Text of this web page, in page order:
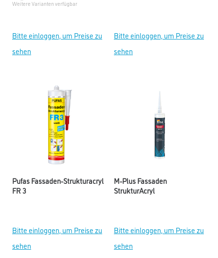
Weitere Varianten verfügbar
Bitte einloggen, um Preise zu
sehen
Bitte einloggen, um Preise zu
sehen
Pufas Fassaden-Strukturacryl
FR 3
Bitte einloggen, um Preise zu
sehen
M-Plus Fassaden
StrukturAcryl
Bitte einloggen, um Preise zu
sehen